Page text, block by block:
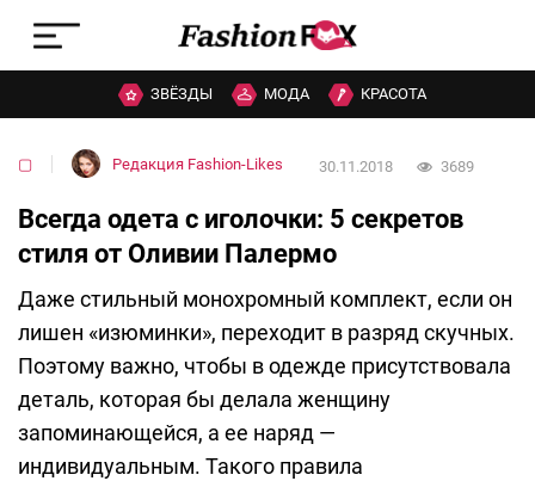
ЗВЁЗДЫ МОДА КРАСОТА
▢ Редакция Fashion-Likes 30.11.2018 3689
Всегда одета с иголочки: 5 секретов
стиля от Оливии Палермо
Даже стильный монохромный комплект, если он
лишен «изюминки», переходит в разряд скучных.
Поэтому важно, чтобы в одежде присутствовала
деталь, которая бы делала женщину
запоминающейся, а ее наряд —
индивидуальным. Такого правила